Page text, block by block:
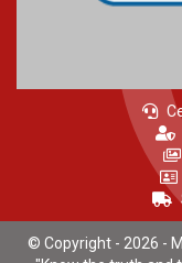
© Copyright - 2026 -